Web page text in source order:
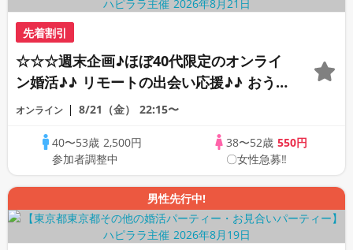
先着割引
☆☆☆週末企画♪ほぼ40代限定のオンライ
ン婚活♪♪ リモートの出会い応援♪♪ おう
ちで乾杯しませんか♪♪ ☆全国の方が対象
PARTY!!
オンライン 8/21（金） 22:15〜
40〜53歳 2,500円
参加者調整中
38〜52歳 550円
〇女性急募‼
男性先行中!